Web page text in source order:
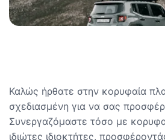
Καλώς ήρθατε στην κορυφαία
σχεδιασμένη για να σας
Συνεργαζόμαστε τόσο με
ιδιώτες ιδιοκτήτες,